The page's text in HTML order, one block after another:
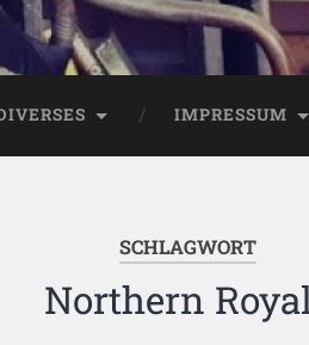
IMPRESSUM
SCHLAGWORT
Northern